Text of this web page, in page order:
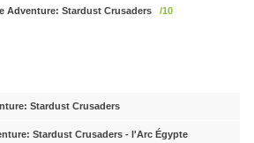
Adventure: Stardust Crusaders /10
Stardust Crusaders
Stardust Crusaders - l'Arc Égypte